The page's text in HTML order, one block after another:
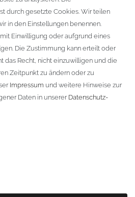
durch gesetzte Cookies. Wir teilen
in den Einstellungen benennen.
Einwilligung oder aufgrund eines
Die Zustimmung kann erteilt oder
das Recht, nicht einzuwilligen und die
Zeitpunkt zu ändern oder zu
Impressum und weitere Hinweise zur
Daten in unserer Daten­schutz­